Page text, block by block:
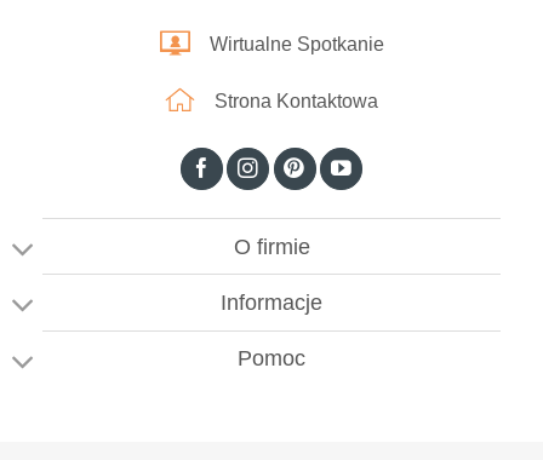
Wirtualne Spotkanie
Strona Kontaktowa
O firmie
Informacje
Pomoc